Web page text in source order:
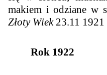
makiem i odziane w
Złoty Wiek23.11 1921
Rok 1922